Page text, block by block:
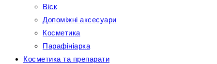
Віск
Допоміжні аксесуари
Косметика
Парафініарка
Косметика та препарати